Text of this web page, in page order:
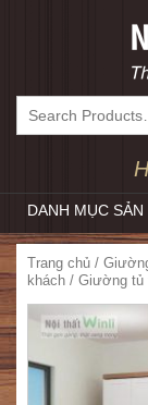
DANH MỤC SẢN
Trang chủ /
khách / Giường tủ